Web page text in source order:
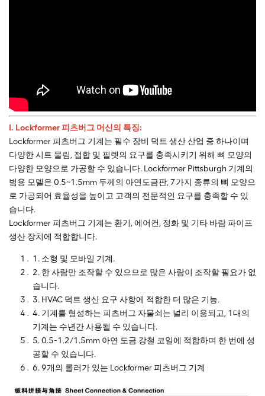
I. Lockformer 피츠버그 머신의 특징:
Lockformer 피츠버그 기계는 필수 장비 덕트 생산 산업 중 하나이며
다양한 시트 물림, 접합 및 필렛의 요구를 충족시키기 위해 뼈 모양의
다양한 모양으로 가공할 수 있습니다. Lockformer Pittsburgh 기계의
범용 모델은 0.5~1.5mm 두께의 아연도금판, 7가지 종류의 뼈 모양으
로 가공되어 효율성을 높이고 고객의 전문적인 요구를 충족할 수 있
습니다.
Lockformer 피츠버그 기계는 환기, 에어컨, 정화 및 기타 바람 파이프
생산 장치에 적합합니다.
1. 소형 및 모바일 기계.
2. 한 사람만 조작할 수 있으므로 많은 사람이 조작할 필요가 없
습니다.
3. HVAC 덕트 생산 요구 사항에 적합한 더 많은 기능.
4. 기계를 형성하는 피츠버그 자물쇠는 널리 이용되고, 1대의
기계는 수년간 사용될 수 있습니다.
5. 0.5-1.2/1.5mm 아연 도금 강철 코일에 적합하며 한 번에 성
공할 수 있습니다.
6. 9개의 롤러가 있는 Lockformer 피츠버그 기계